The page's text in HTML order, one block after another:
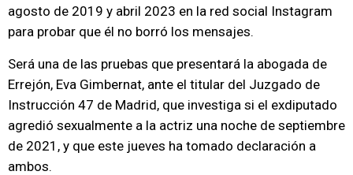
agosto de 2019 y abril 2023 en la red social Instagram
para probar que él no borró los mensajes.
Será una de las pruebas que presentará la abogada de
Errejón, Eva Gimbernat, ante el titular del Juzgado de
Instrucción 47 de Madrid, que investiga si el exdiputado
agredió sexualmente a la actriz una noche de septiembre
de 2021, y que este jueves ha tomado declaración a
ambos.